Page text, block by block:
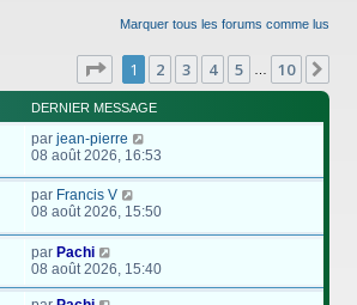
Marquer tous les forums comme lus
Page 1sur10
1 2 3 4 5 10
DERNIER MESSAGE
par jean-pierre
08 août 2026, 16:53
par Francis V
08 août 2026, 15:50
par Pachi
08 août 2026, 15:40